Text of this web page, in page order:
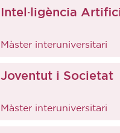
Intel·ligència
Màster interuniversitari
Joventut i Societat
Màster interuniversitari